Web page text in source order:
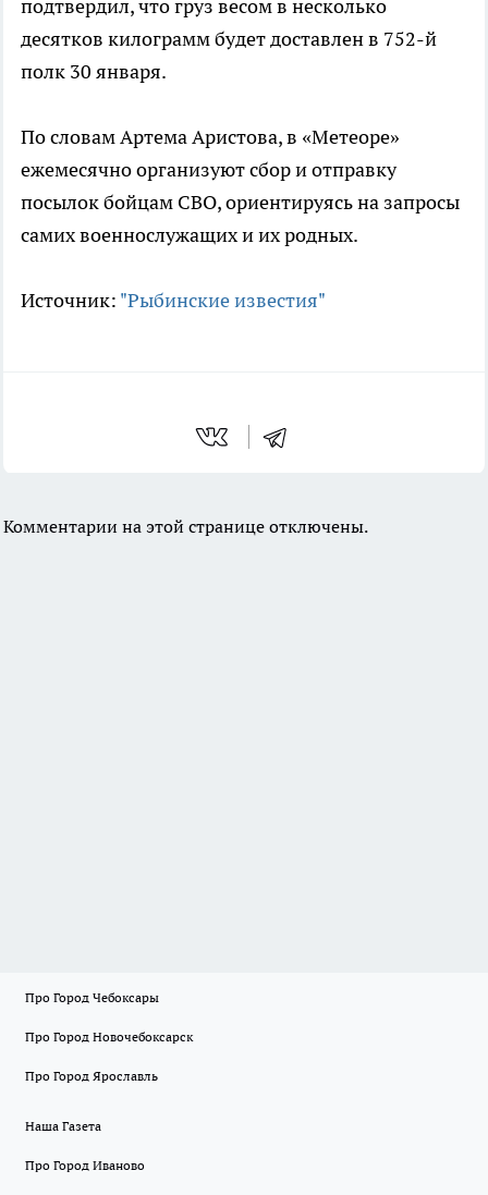
подтвердил, что груз весом в несколько
десятков килограмм будет доставлен в 752-й
полк 30 января.
По словам Артема Аристова, в «Метеоре»
ежемесячно организуют сбор и отправку
посылок бойцам СВО, ориентируясь на запросы
самих военнослужащих и их родных.
Источник: "Рыбинские известия"
Комментарии на этой странице отключены.
Про Город Чебоксары
Про Город Новочебоксарск
Про Город Ярославль
Наша Газета
Про Город Иваново